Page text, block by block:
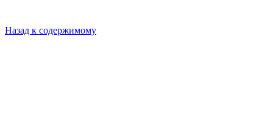
Назад к содержимому